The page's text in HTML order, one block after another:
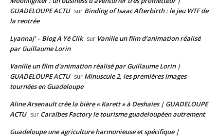
GUADELOUPE ACTU sur Binding of Isaac Afterbirth : le jeu WTF de
la rentrée
Lyannaj’ – Blog A Yé Clik sur Vanille un film d’animation réalisé
par Guillaume Lorin
Vanille un film d'animation réalisé par Guillaume Lorin |
GUADELOUPE ACTU sur Minuscule 2, les premières images
tournées en Guadeloupe
Aline Arsenault crée la bière « Karett » à Deshaies | GUADELOUPE
ACTU sur Caraïbes Factory le tourisme guadeloupéen autrement
Guadeloupe une agriculture harmonieuse et spécifique |